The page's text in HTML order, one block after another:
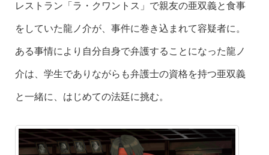
レストラン「ラ・クワントス」で親友の亜双義と食事
をしていた龍ノ介が、事件に巻き込まれて容疑者に。
ある事情により自分自身で弁護することになった龍ノ
介は、学生でありながらも弁護士の資格を持つ亜双義
と一緒に、はじめての法廷に挑む。